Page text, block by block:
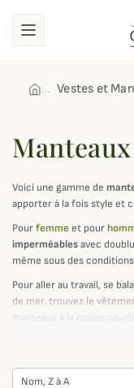
Vestes et
Voici une gamme de
apporter à la fois style et
Pourfemmeet pour
imperméablesavec
même sous des
Pour aller au travail, se
de mer, trouvez le
manteaux à la coupe
nombreuses références
Nom, Z à A